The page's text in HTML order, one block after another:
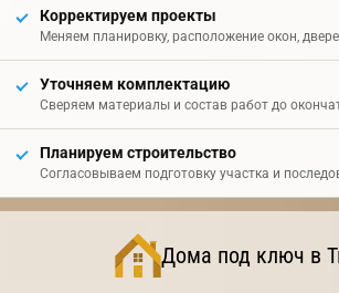
Корректируем проекты
Меняем планировку, расположение окон,
Уточняем комплектацию
Сверяем материалы и состав работ до
Планируем строительство
Согласовываем подготовку участка и
Дома под ключ в